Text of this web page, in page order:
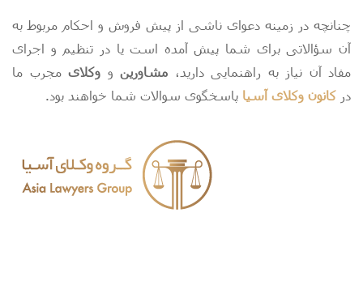
چنانچه در زمینه دعوای ناشی از پیش فروش و احکام مربوط به
آن سؤالاتی برای شما پیش آمده است یا در تنظیم و اجرای
مفاد آن نیاز به راهنمایی دارید، مشاورین و وکلای مجرب ما
در کانون وکلای آسیا پاسخگوی سوالات شما خواهند بود.